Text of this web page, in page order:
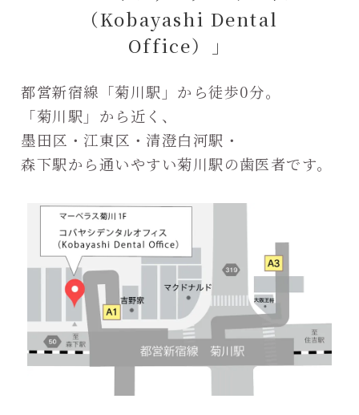
（Kobayashi Dental
Office）」
都営新宿線「菊川駅」から徒歩0分。
「菊川駅」から近く、
墨田区・江東区・清澄白河駅・
森下駅から通いやすい菊川駅の歯医者です。